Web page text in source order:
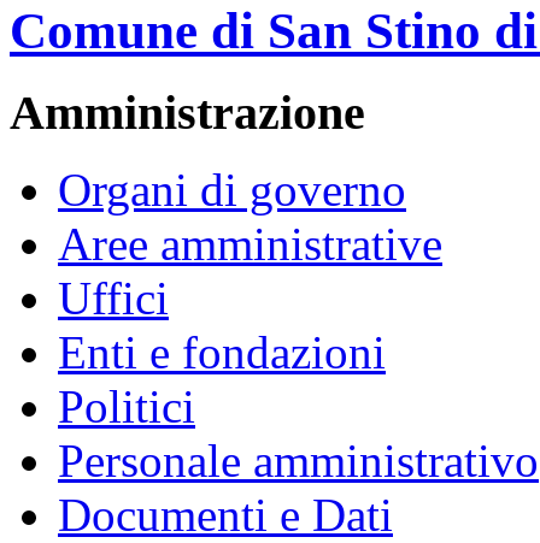
Comune di San Stino
Amministrazione
Organi di governo
Aree amministrative
Uffici
Enti e fondazioni
Politici
Personale amministrativo
Documenti e Dati